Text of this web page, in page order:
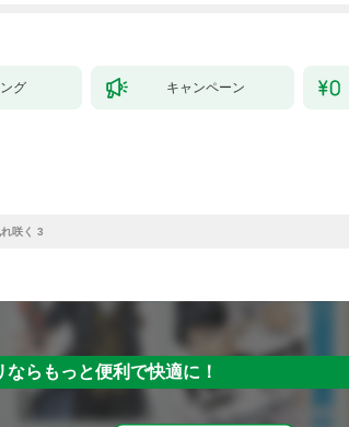
グ キャンペーン
咲く 3
ならもっと便利で快適に！